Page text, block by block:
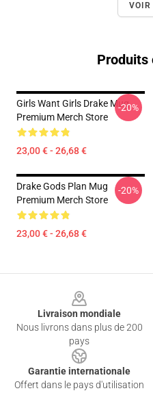
VOIR
Produits
Girls Want Girls Drake Mug
Premium Merch Store
23,00 € - 26,68 €
-20%
Drake Gods Plan Mug
Premium Merch Store
23,00 € - 26,68 €
-20%
Livraison mondiale
Nous livrons dans plus de 200
pays
Garantie internationale
Offert dans le pays d'utilisation